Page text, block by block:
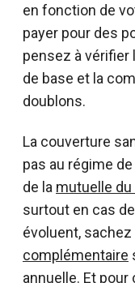
en fonction de
payer pour des
pensez à vérifier
de base et la
doublons.
La couverture
pas au régime
de la mutuelle
surtout en cas
évoluent, sachez
complémentaire
annuelle. Et